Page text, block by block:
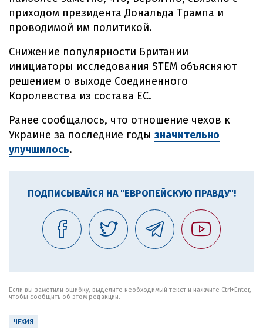
приходом президента Дональда Трампа и
проводимой им политикой.
Снижение популярности Британии
инициаторы исследования STEM объясняют
решением о выходе Соединенного
Королевства из состава ЕС.
Ранее сообщалось, что отношение чехов к
Украине за последние годы значительно
улучшилось.
ПОДПИСЫВАЙСЯ НА "ЕВРОПЕЙСКУЮ ПРАВДУ"!
Если вы заметили ошибку, выделите необходимый текст и нажмите Ctrl+Enter,
чтобы сообщить об этом редакции.
ЧЕХИЯ